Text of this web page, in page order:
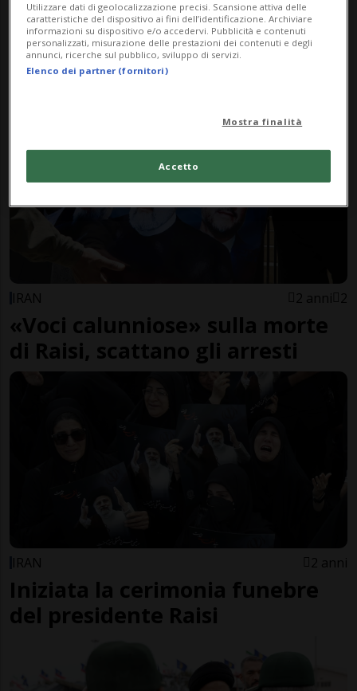
IRAN
L'omaggio di Teheran a Raisi
IRAN 2 anni 2
«Voci calunniose» sulla morte
di Raisi, scattano gli arresti
IRAN 2 anni
Iniziata la cerimonia funebre
del presidente Raisi
Utilizzare dati di geolocalizzazione precisi. Scansione attiva delle
caratteristiche del dispositivo ai fini dell’identificazione. Archiviare
informazioni su dispositivo e/o accedervi. Pubblicità e contenuti
personalizzati, misurazione delle prestazioni dei contenuti e degli
annunci, ricerche sul pubblico, sviluppo di servizi.
Elenco dei partner (fornitori)
Mostra finalità
Accetto